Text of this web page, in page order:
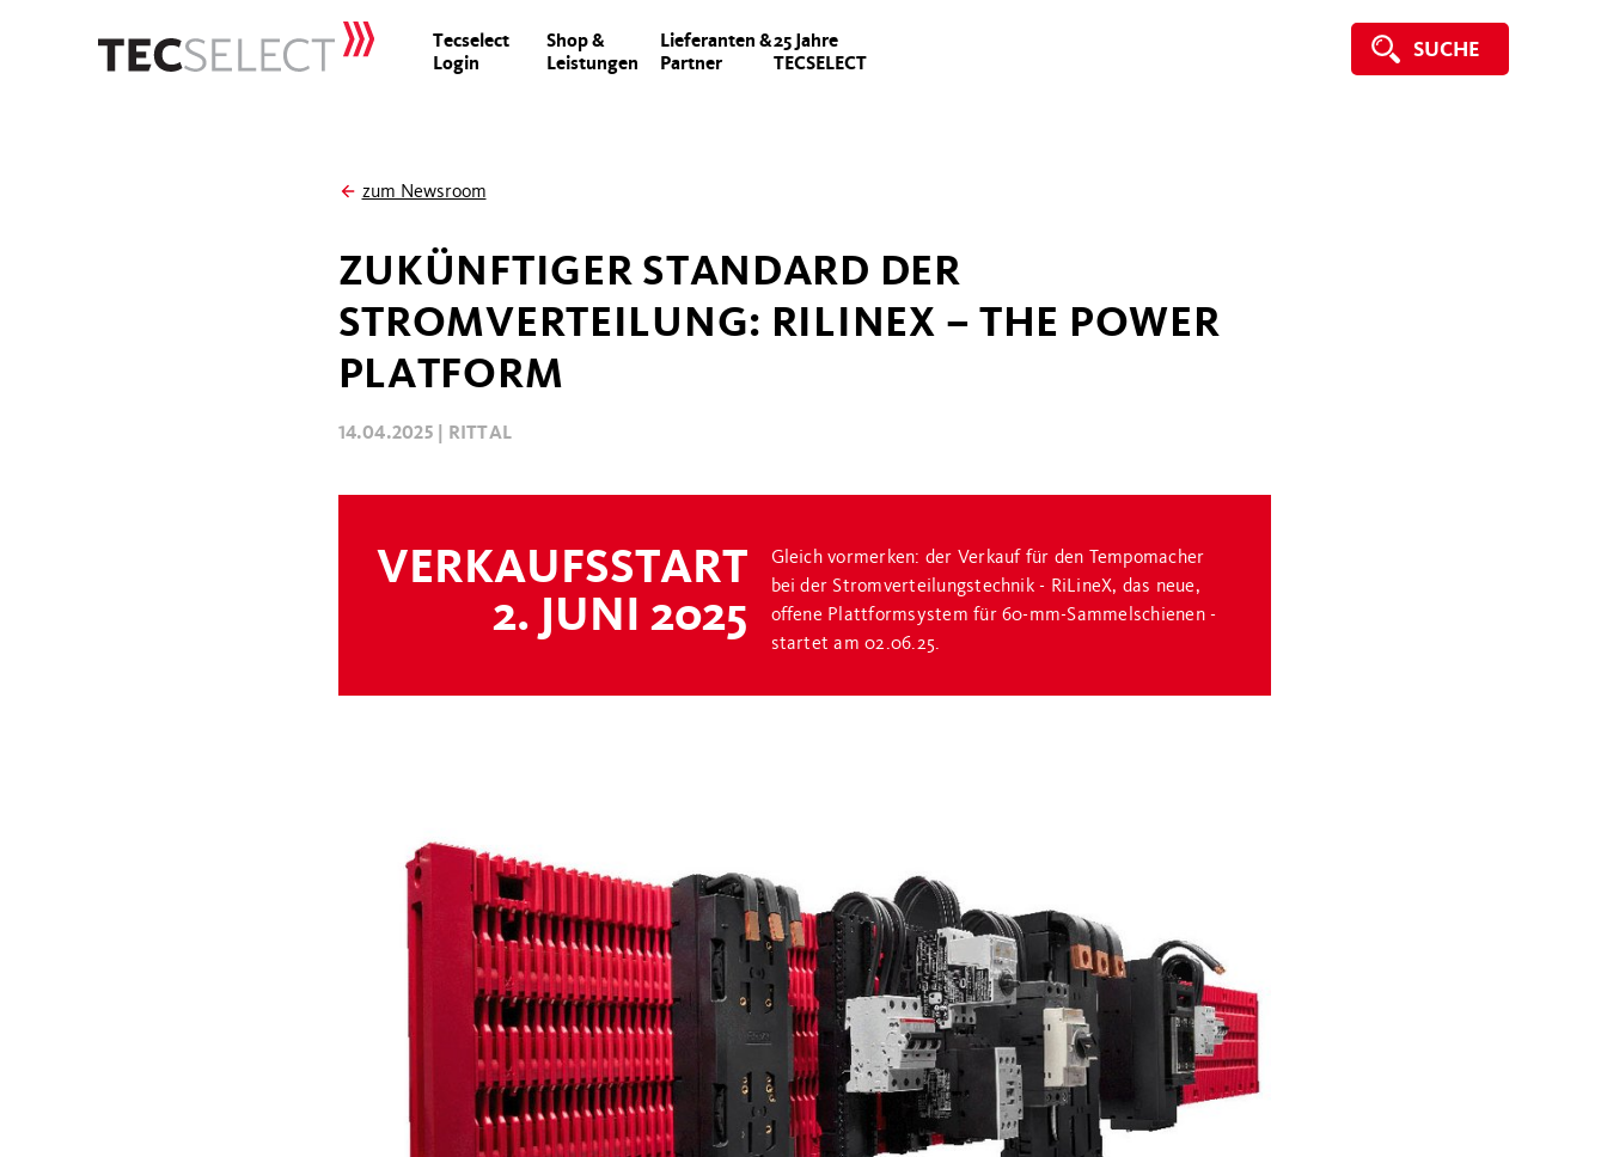
SUCHE
Tecselect
Login
Shop &
Leistungen
Lieferanten &
Partner
25 Jahre
TECSELECT
zum Newsroom
ZUKÜNFTIGER STANDARD DER
STROMVERTEILUNG: RILINEX – THE POWER
PLATFORM
14.04.2025 | RITTAL
VERKAUFSSTART
2. JUNI 2025
Gleich vormerken: der Verkauf für den Tempomacher
bei der Stromverteilungstechnik - RiLineX, das neue,
offene Plattformsystem für 60-mm-Sammelschienen -
startet am 02.06.25.